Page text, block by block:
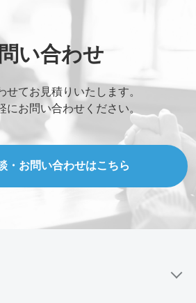
い合わせ
せてお見積りいたします。
にお問い合わせください。
・お問い合わせはこちら